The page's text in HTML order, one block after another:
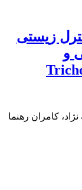
زیستی
و
کامران رهنما